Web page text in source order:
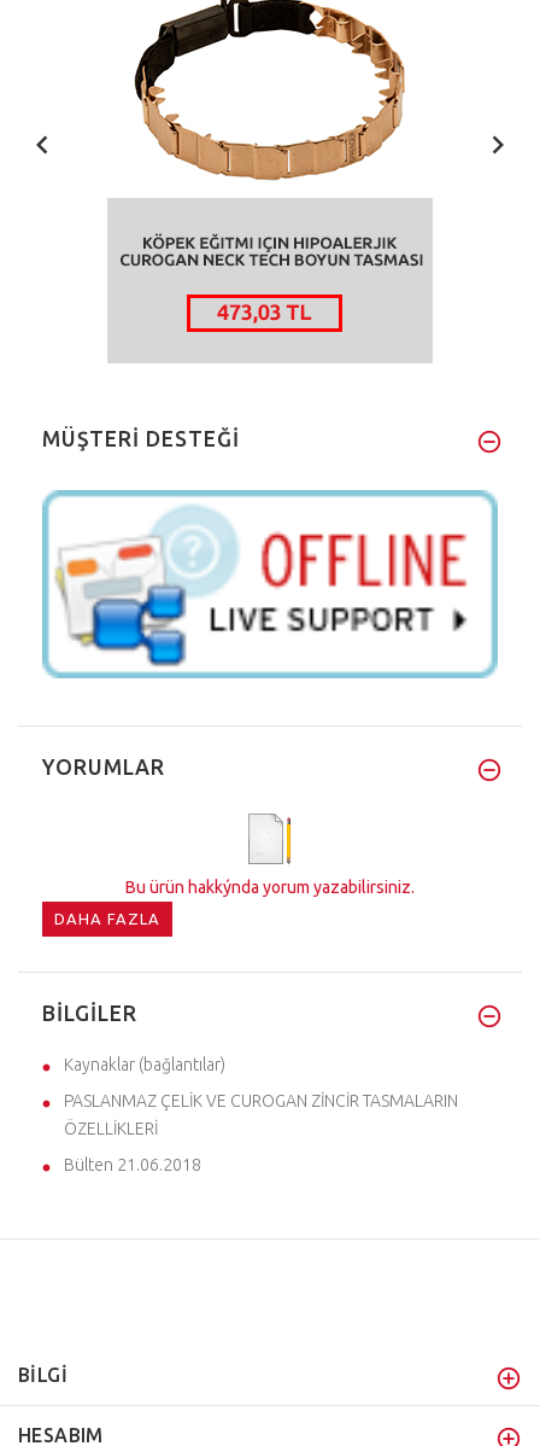
MÜŞTERİ DESTEĞİ
YORUMLAR
Bu ürün hakkýnda yorum yazabilirsiniz.
DAHA FAZLA
BILGILER
Kaynaklar (bağlantılar)
PASLANMAZ ÇELİK VE CUROGAN ZİNCİR TASMALARIN
ÖZELLİKLERİ
Bülten 21.06.2018
BİLGİ
HESABIM